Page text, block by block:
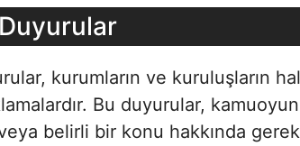
kurumların ve kuruluşların
Bu duyurular,
belirli bir konu hakkında